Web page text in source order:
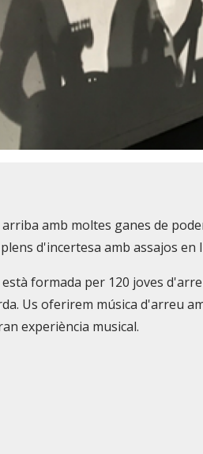
arriba amb moltes ganes de
d'incertesa amb assajos en
formada per 120 joves
Us oferirem música d'arreu
experiència musical.